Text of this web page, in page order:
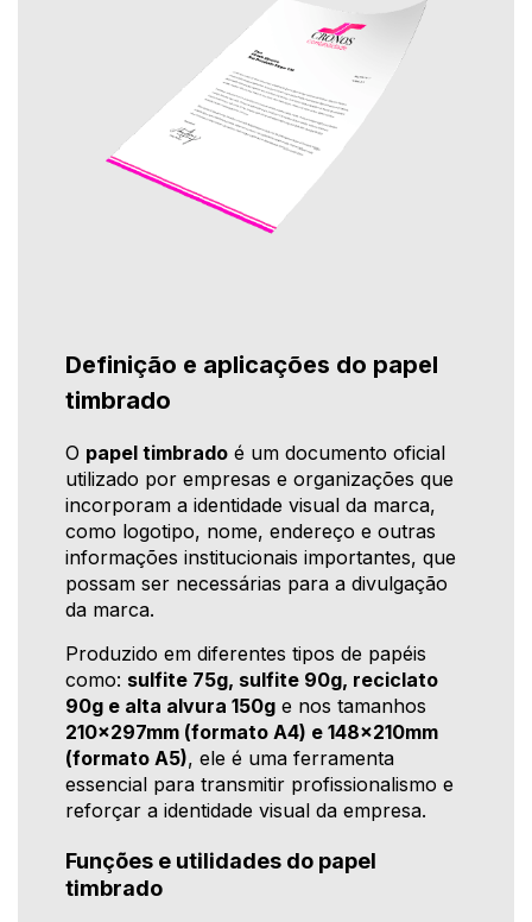
Definição e aplicações do papel
timbrado
O papel timbrado é um documento oficial
utilizado por empresas e organizações que
incorporam a identidade visual da marca,
como logotipo, nome, endereço e outras
informações institucionais importantes, que
possam ser necessárias para a divulgação
da marca.
Produzido em diferentes tipos de papéis
como: sulfite 75g, sulfite 90g, reciclato
90g e alta alvura 150g e nos tamanhos
210x297mm (formato A4) e 148x210mm
(formato A5), ele é uma ferramenta
essencial para transmitir profissionalismo e
reforçar a identidade visual da empresa.
Funções e utilidades do papel
timbrado